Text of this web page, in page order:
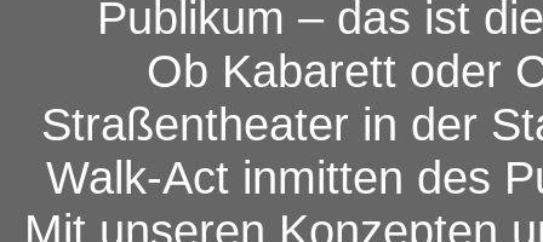
Publikum – das ist
Ob Kabarett oder
Straßentheater in der
Walk-Act inmitten des
Mit unseren Konzepten